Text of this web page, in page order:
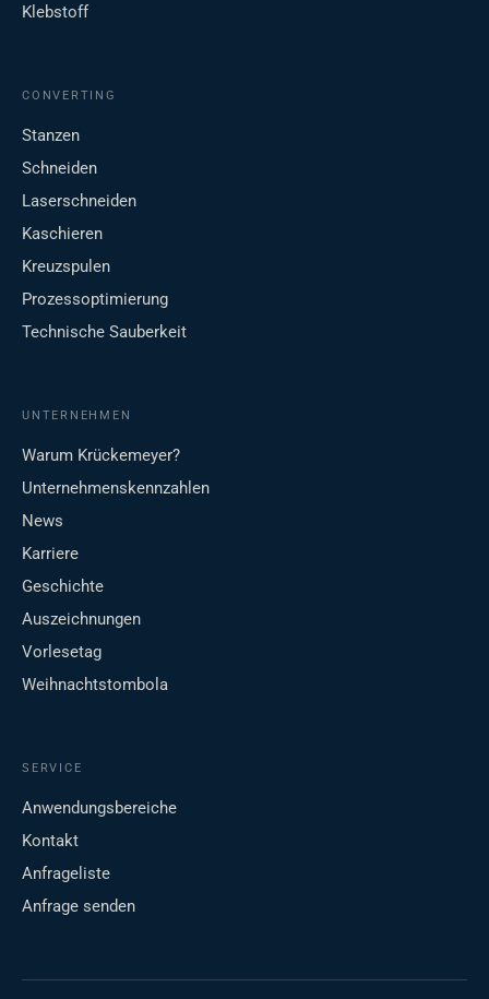
Klebstoff
CONVERTING
Stanzen
Schneiden
Laserschneiden
Kaschieren
Kreuzspulen
Prozessoptimierung
Technische Sauberkeit
UNTERNEHMEN
Warum Krückemeyer?
Unternehmenskennzahlen
News
Karriere
Geschichte
Auszeichnungen
Vorlesetag
Weihnachtstombola
SERVICE
Anwendungsbereiche
Kontakt
Anfrageliste
Anfrage senden